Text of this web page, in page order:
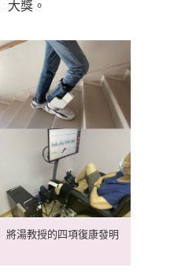
大獎。
將湯教授的四項復康發明